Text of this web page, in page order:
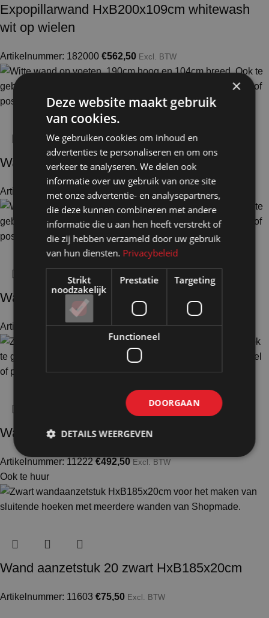
Expopillarwand HxB200x109cm whitewash
wit op wielen
Artikelnummer: 182000 €562,50 Excl. BTW
Wand wit op voeten HxB190x104cm
Artikelnummer: 10220€ 343,50 Excl. BTW
Wand wit op voeten HxB190x145cm
Artikelnummer: 10221€381,50 Excl. BTW
Wand zwart op voeten HxB190x203cm
Artikelnummer: 11222€492,50 Excl. BTW
Ook te huur
Wand aanzetstuk 20 zwart HxB185x20cm
Artikelnummer: 11603 €75,50 Excl. BTW
×
Deze website maakt gebruik
van cookies.
We gebruiken cookies om inhoud en
advertenties te personaliseren en om ons
verkeer te analyseren. We delen ook
informatie over uw gebruik van onze site
met onze advertentie- en analysepartners,
die deze kunnen combineren met andere
informatie die u aan hen heeft verstrekt of
die zij hebben verzameld door uw gebruik
van hun diensten. Privacybeleid
Strikt
noodzakelijk
Prestatie Targeting
Functioneel
DOORGAAN
DETAILS WEERGEVEN